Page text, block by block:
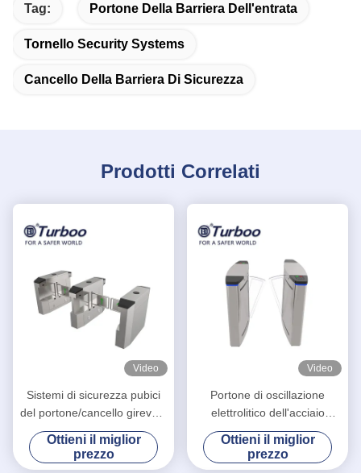
Tag: Portone Della Barriera Dell'entrata
Tornello Security Systems
Cancello Della Barriera Di Sicurezza
Prodotti Correlati
Video
Sistemi di sicurezza pubici
del portone/cancello girevole
della barriera di sicurezza di
resistenza all'acqua
Ottieni il miglior
prezzo
Video
Portone di oscillazione
elettrolitico dell'acciaio
inossidabile dell'analizzatore
di sicurezza 24V che
determina tensione
Ottieni il miglior
prezzo